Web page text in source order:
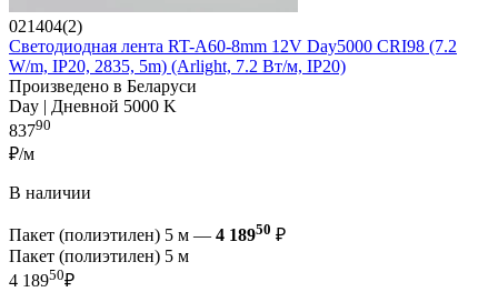
021404(2)
Светодиодная лента RT-A60-8mm 12V Day5000 CRI98 (7.2
W/m, IP20, 2835, 5m) (Arlight, 7.2 Вт/м, IP20)
Произведено в Беларуси
Day | Дневной 5000 K
83790
₽/м
В наличии
Пакет (полиэтилен) 5 м — 4 18950 ₽
Пакет (полиэтилен) 5 м
4 18950₽